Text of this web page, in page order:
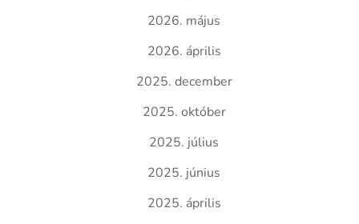
2026. május
2026. április
2025. december
2025. október
2025. július
2025. június
2025. április